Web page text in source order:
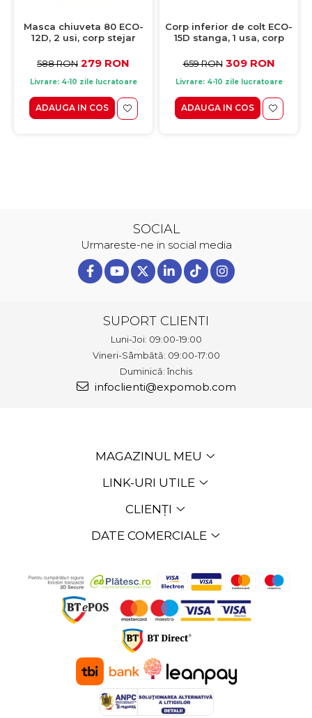
Masca chiuveta 80 ECO-
12D, 2 usi, corp stejar
lucios + stejar sanremo,
588 RON 279 RON
Livrare: 4-10 zile lucratoare
ADAUGA IN COS
Corp inferior de colt ECO-
15D stanga, 1 usa, corp
alb lucios + stejar
659 RON 309 RON
Livrare: 4-10 zile lucratoare
ADAUGA IN COS
SOCIAL
Urmareste-ne in social media
SUPORT CLIENTI
Luni-Joi: 09:00-19:00
Vineri-Sâmbătă: 09:00-17:00
Duminică: închis
infoclienti@expomob.com
MAGAZINUL MEU
LINK-URI UTILE
CLIENȚI
DATE COMERCIALE